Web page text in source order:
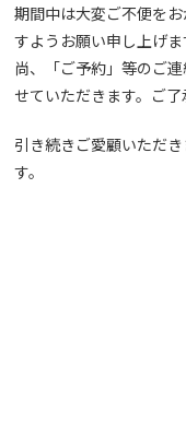
期間中は大変ご不便を
すようお願い申し上げま
尚、「ご予約」等のご
せていただきます。ご
引き続きご愛顧いただ
す。